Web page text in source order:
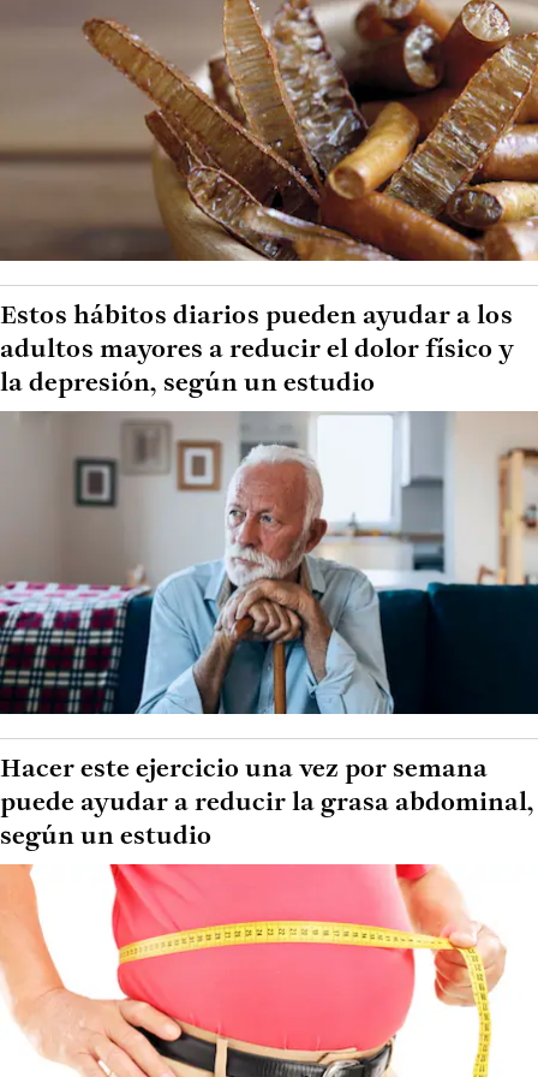
Estos hábitos diarios pueden ayudar a los
adultos mayores a reducir el dolor físico y
la depresión, según un estudio
Hacer este ejercicio una vez por semana
puede ayudar a reducir la grasa abdominal,
según un estudio